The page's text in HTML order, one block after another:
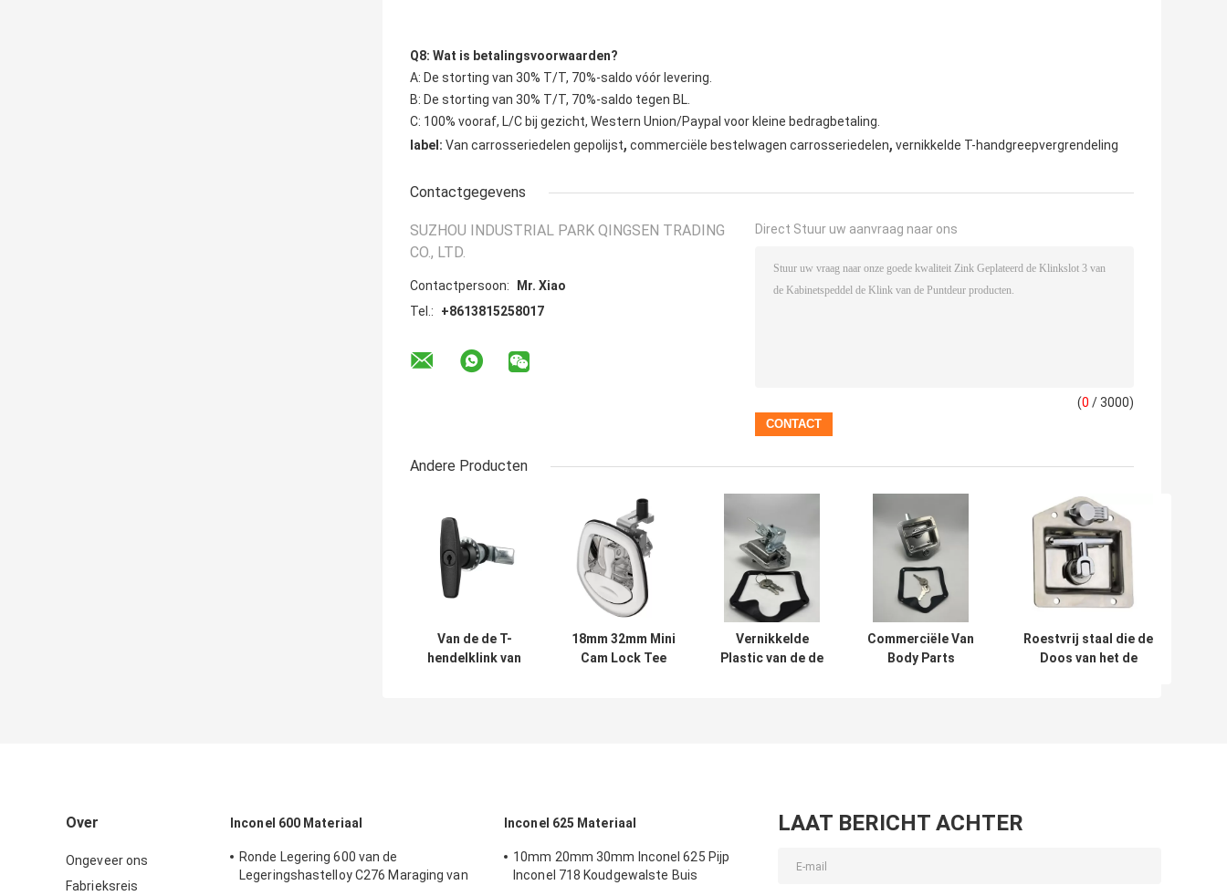
Q8: Wat is betalingsvoorwaarden?
A: De storting van 30% T/T, 70%-saldo vóór levering.
B: De storting van 30% T/T, 70%-saldo tegen BL.
C: 100% vooraf, L/C bij gezicht, Western Union/Paypal voor kleine bedragbetaling.
label: Van carrosseriedelen gepolijst, commerciële bestelwagen carrosseriedelen, vernikkelde T-handgreepvergrendeling
Contactgegevens
SUZHOU INDUSTRIAL PARK QINGSEN TRADING
CO., LTD.
Contactpersoon:
Mr. Xiao
Tel.:
+8613815258017
Direct Stuur uw aanvraag naar ons
(0 / 3000)
Andere Producten
Van de de T-
hendelklink van
18mm 32mm Mini
Cam Lock Tee
Vernikkelde
Plastic van de de
Commerciële Van
Body Parts
Roestvrij staal die de
Doos van het de
Over
Ongeveer ons
Fabrieksreis
Inconel 600 Materiaal
Ronde Legering 600 van de
Legeringshastelloy C276 Maraging van
Inconel 625 Materiaal
10mm 20mm 30mm Inconel 625 Pijp
Inconel 718 Koudgewalste Buis
LAAT BERICHT ACHTER